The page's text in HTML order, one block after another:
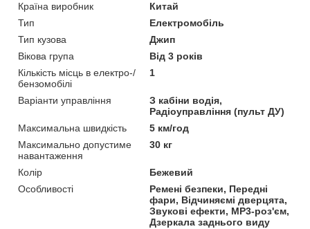
Країна виробник
Китай
Тип
Електромобіль
Тип кузова
Джип
Вікова група
Від 3 років
Кількість місць в електро-/
бензомобілі
1
Варіанти управління
З кабіни водія,
Радіоуправління (пульт ДУ)
Максимальна швидкість
5 км/год
Максимально допустиме
навантаження
30 кг
Колір
Бежевий
Особливості
Ремені безпеки, Передні
фари, Відчиняємі дверцята,
Звукові ефекти, MP3-роз'єм,
Дзеркала заднього виду